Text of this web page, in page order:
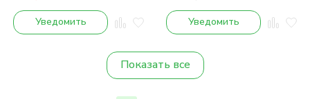
Уведомить Уведомить
Показать все